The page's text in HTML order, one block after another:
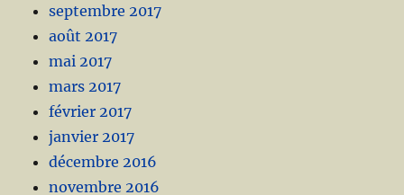
septembre 2017
août 2017
mai 2017
mars 2017
février 2017
janvier 2017
décembre 2016
novembre 2016